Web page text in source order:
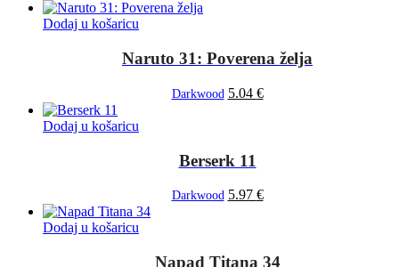
Dodaj u košaricu
Naruto 31: Poverena želja
Darkwood 5.04 €
Dodaj u košaricu
Berserk 11
Darkwood 5.97 €
Dodaj u košaricu
Napad Titana 34